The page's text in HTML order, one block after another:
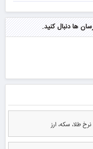
ها دنبال کنید.
نرخ طلا، سکه، ارز